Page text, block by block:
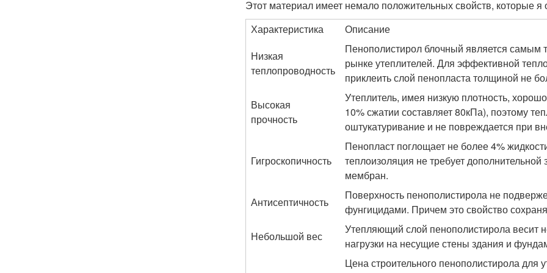
Этот материал имеет немало положительных свойств, которые
Характеристика
Описание
Низкая
теплопроводность
Пенополистирол блочный является
рынке утеплителей. Для эффективной
приклеить слой пенопласта толщиной не
Высокая
прочность
Утеплитель, имея низкую плотность,
10% сжатии составляет 80кПа), поэтому
оштукатуривание и не повреждается при
Гигроскопичность
Пенопласт поглощает не более 4%
теплоизоляция не требует
мембран.
Антисептичность
Поверхность пенополистирола не
фунгицидами. Причем это свойство
Небольшой вес
Утепляющий слой пенополистирола весит
нагрузки на несущие стены здания и
Цена строительного пенополистирола для